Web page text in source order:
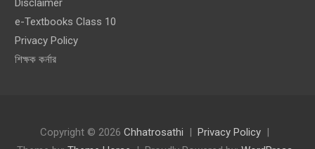
Disclaimer
e-Textbooks Class 10
Privacy Policy
শিক্ষক কর্নার
Copyright © 2026 Chhatrosathi
Privacy Policy